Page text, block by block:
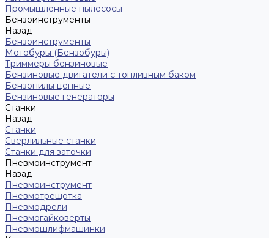
Промышленные пылесосы
Бензоинструменты
Назад
Бензоинструменты
Мотобуры (Бензобуры)
Триммеры бензиновые
Бензиновые двигатели с топливным баком
Бензопилы цепные
Бензиновые генераторы
Станки
Назад
Станки
Сверлильные станки
Станки для заточки
Пневмоинструмент
Назад
Пневмоинструмент
Пневмотрещотка
Пневмодрели
Пневмогайковерты
Пневмошлифмашинки